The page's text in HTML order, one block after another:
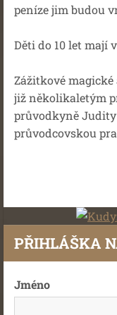
peníze jim budou
Děti do 10 let mají
Zážitkové
již několikaletým
průvodkyně Judity
průvodcovskou
PŘIHLÁŠKA
Jméno